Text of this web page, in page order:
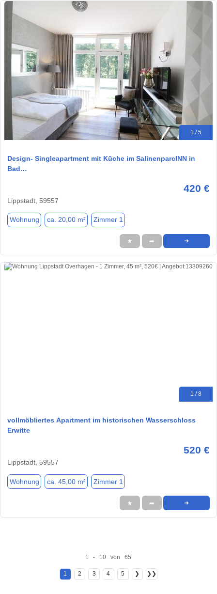
1 / 5
Design- Singleapartment mit Küche im SalinenparcINN in
Bad…
420 €
Lippstadt, 59557
Wohnung ca. 20,00 m² Zimmer 1
★ ➦ ➜
1 / 8
vollmöbliertes Apartment im historischen Wasserschloss
Erwitte
520 €
Lippstadt, 59557
Wohnung ca. 45,00 m² Zimmer 1
★ ➦ ➜
1 - 10 von 65
1 2 3 4 5 ❯ ❯❯